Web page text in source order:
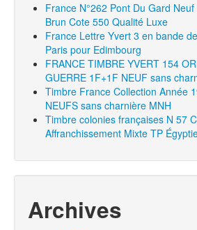
France N°262 Pont Du Gard
Brun Cote 550 Qualité Luxe
France Lettre Yvert 3 en bande
Paris pour Edimbourg
FRANCE TIMBRE YVERT 154
GUERRE 1F+1F NEUF sans
Timbre France Collection Année
NEUFS sans charnière MNH
Timbre colonies françaises N 57
Affranchissement Mixte TP
Archives